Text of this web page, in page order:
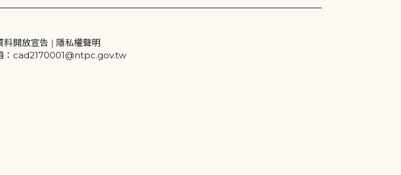
料開放宣告 | 隱私權聲明
：cad2170001@ntpc.gov.tw